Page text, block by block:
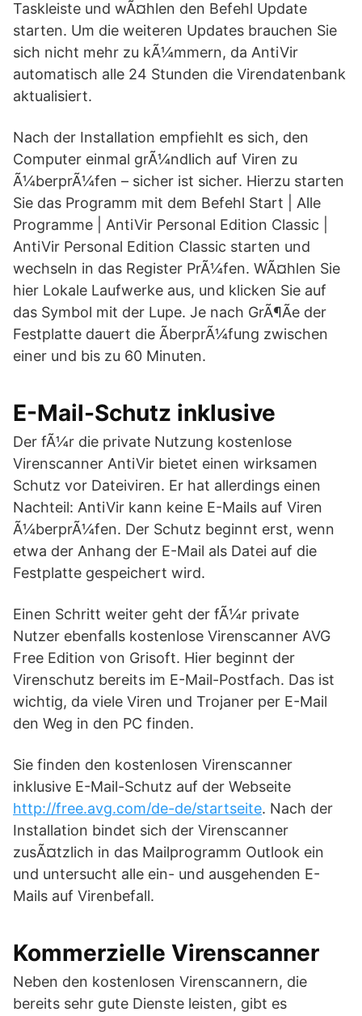
Taskleiste und wÃ¤hlen den Befehl Update
starten. Um die weiteren Updates brauchen Sie
sich nicht mehr zu kÃ¼mmern, da AntiVir
automatisch alle 24 Stunden die Virendatenbank
aktualisiert.
Nach der Installation empfiehlt es sich, den
Computer einmal grÃ¼ndlich auf Viren zu
Ã¼berprÃ¼fen – sicher ist sicher. Hierzu starten
Sie das Programm mit dem Befehl Start | Alle
Programme | AntiVir Personal Edition Classic |
AntiVir Personal Edition Classic starten und
wechseln in das Register PrÃ¼fen. WÃ¤hlen Sie
hier Lokale Laufwerke aus, und klicken Sie auf
das Symbol mit der Lupe. Je nach GrÃ¶Ãe der
Festplatte dauert die ÃberprÃ¼fung zwischen
einer und bis zu 60 Minuten.
E-Mail-Schutz inklusive
Der fÃ¼r die private Nutzung kostenlose
Virenscanner AntiVir bietet einen wirksamen
Schutz vor Dateiviren. Er hat allerdings einen
Nachteil: AntiVir kann keine E-Mails auf Viren
Ã¼berprÃ¼fen. Der Schutz beginnt erst, wenn
etwa der Anhang der E-Mail als Datei auf die
Festplatte gespeichert wird.
Einen Schritt weiter geht der fÃ¼r private
Nutzer ebenfalls kostenlose Virenscanner AVG
Free Edition von Grisoft. Hier beginnt der
Virenschutz bereits im E-Mail-Postfach. Das ist
wichtig, da viele Viren und Trojaner per E-Mail
den Weg in den PC finden.
Sie finden den kostenlosen Virenscanner
inklusive E-Mail-Schutz auf der Webseite
http://free.avg.com/de-de/startseite. Nach der
Installation bindet sich der Virenscanner
zusÃ¤tzlich in das Mailprogramm Outlook ein
und untersucht alle ein- und ausgehenden E-
Mails auf Virenbefall.
Kommerzielle Virenscanner
Neben den kostenlosen Virenscannern, die
bereits sehr gute Dienste leisten, gibt es